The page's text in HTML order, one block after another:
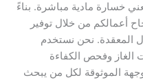
خسارة مادية مباشرة. بناءً
أعمالكم من خلال توفير
المعقدة. نحن نستخدم
وفحص الكفاءة
الموثوقة لكل من يبحث